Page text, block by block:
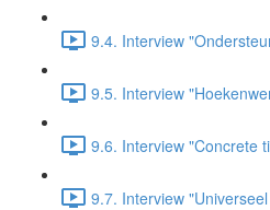
9.4. Interview
9.5. Interview
9.6. Interview "Concrete
9.7. Interview